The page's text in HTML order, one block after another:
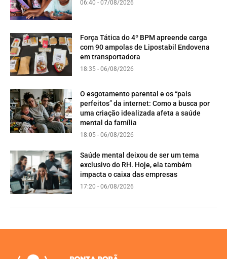
06:40 - 07/08/2026
Força Tática do 4º BPM apreende carga
com 90 ampolas de Lipostabil Endovena
em transportadora
18:35 - 06/08/2026
O esgotamento parental e os “pais
perfeitos” da internet: Como a busca por
uma criação idealizada afeta a saúde
mental da família
18:05 - 06/08/2026
Saúde mental deixou de ser um tema
exclusivo do RH. Hoje, ela também
impacta o caixa das empresas
17:20 - 06/08/2026